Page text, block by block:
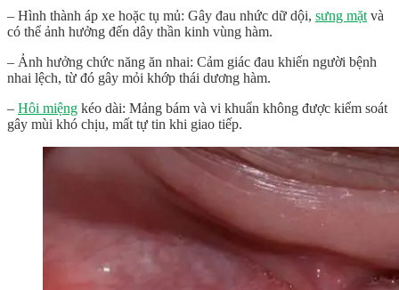
– Hình thành áp xe hoặc tụ mủ: Gây đau nhức dữ dội, sưng mặtvà
có thể ảnh hưởng đến dây thần kinh vùng hàm.
– Ảnh hưởng chức năng ăn nhai: Cảm giác đau khiến người bệnh
nhai lệch, từ đó gây mỏi khớp thái dương hàm.
– Hôi miệng kéo dài: Mảng bám và vi khuẩn không được kiểm soát
gây mùi khó chịu, mất tự tin khi giao tiếp.